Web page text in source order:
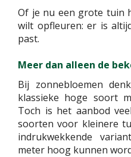
Of je nu een grote tuin
wilt opfleuren: er is
past.
Meer dan alleen de
Bij zonnebloemen
klassieke hoge soort
Toch is het aanbod
soorten voor kleinere
indrukwekkende
meter hoog kunnen